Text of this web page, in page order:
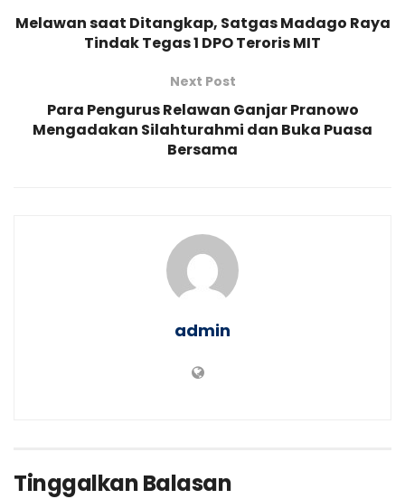
Melawan saat Ditangkap, Satgas Madago Raya
Tindak Tegas 1 DPO Teroris MIT
Next Post
Para Pengurus Relawan Ganjar Pranowo
Mengadakan Silahturahmi dan Buka Puasa
Bersama
admin
Tinggalkan Balasan